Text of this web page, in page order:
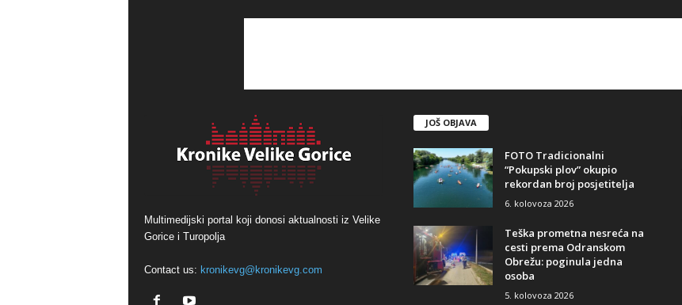
Multimedijski portal koji donosi aktualnosti iz Velike
Gorice i Turopolja
Contact us: kronikevg@kronikevg.com
JOŠ OBJAVA
FOTO Tradicionalni
“Pokupski plov” okupio
rekordan broj posjetitelja
6. kolovoza 2026
Teška prometna nesreća na
cesti prema Odranskom
Obrežu: poginula jedna
osoba
5. kolovoza 2026